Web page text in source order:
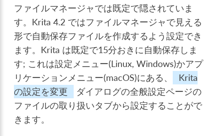
ファイルマネージャでは既定で隠されていま
す。Krita 4.2 ではファイルマネージャで見える
形で自動保存ファイルを作成するよう設定でき
ます。Krita は既定で15分おきに自動保存しま
す; これは設定メニュー(Linux, Windows)かアプ
リケーションメニュー(macOS)にある、
Krita
の設定を変更
ダイアログの全般設定ページの
ファイルの取り扱いタブから設定することがで
きます。